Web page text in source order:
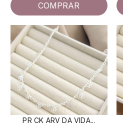
COMPRAR
PR CK ARV DA VIDA...